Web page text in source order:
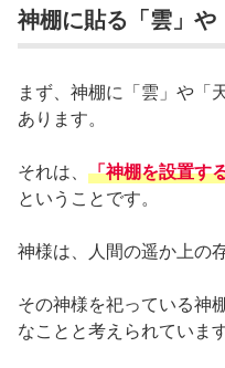
神棚に貼る「雲」や
まず、神棚に「雲」や「
あります。
それは、 「神棚を設置す
ということです。
神様は、人間の遥か上の
その神様を祀っている神
なことと考えられています